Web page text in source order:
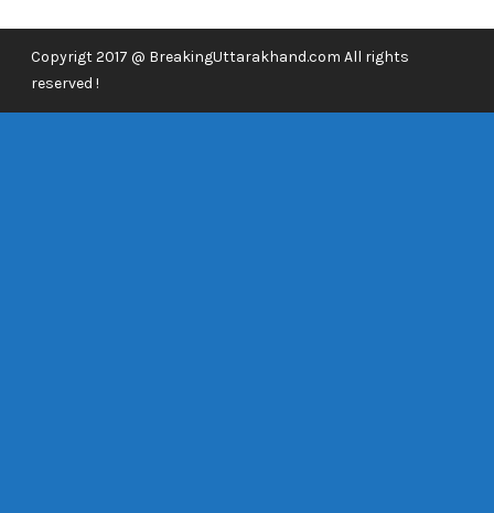
Copyrigt 2017 @ BreakingUttarakhand.com All rights
reserved !